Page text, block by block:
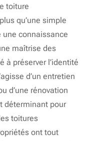
toiture
qu’une simple
connaissance
maîtrise des
à préserver l’identité
d’un entretien
d’une rénovation
déterminant pour
toitures
ont tout